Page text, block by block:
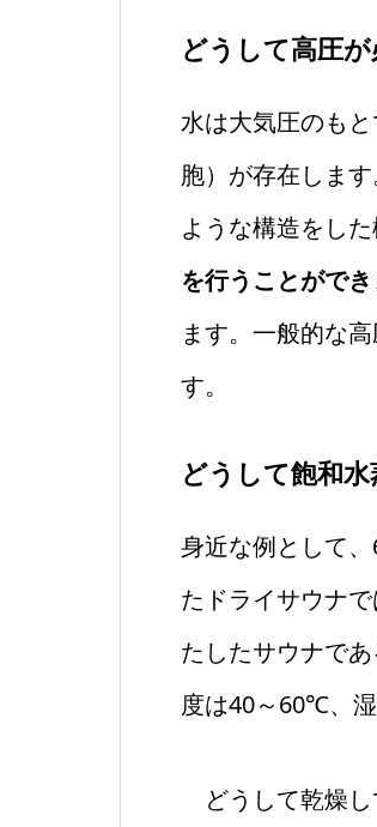
どうして高圧
水は大気圧のも
胞）が存在しま
ような構造をした
を行うことがで
ます。一般的な
す。
どうして飽和
身近な例として
たドライサウナ
たしたサウナで
度は40～60℃、
どうして乾燥し